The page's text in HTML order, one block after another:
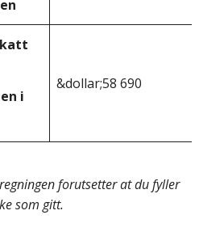
i
&dollar;58 690
forutsetter at du fyller
som gitt.